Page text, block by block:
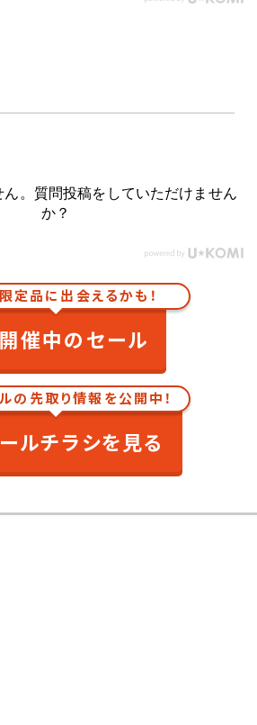
。質問投稿をしていただけません
か？
定品に出会えるかも！
開催中のセール
の先取り情報を公開中！
ルチラシを見る